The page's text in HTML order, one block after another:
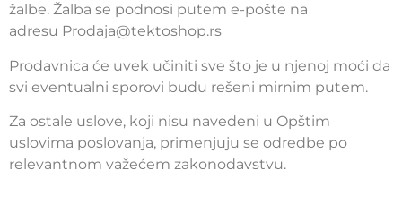
žalbe. Žalba se podnosi putem e-pošte na
adresu Prodaja@tektoshop.rs
Prodavnica će uvek učiniti sve što je u njenoj moći da
svi eventualni sporovi budu rešeni mirnim putem.
Za ostale uslove, koji nisu navedeni u Opštim
uslovima poslovanja, primenjuju se odredbe po
relevantnom važećem zakonodavstvu.